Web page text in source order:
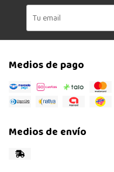
Medios de pago
Medios de envío